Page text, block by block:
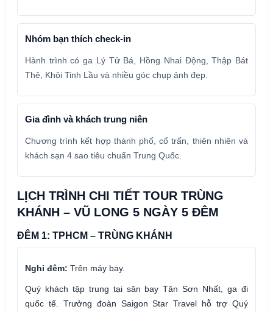
Nhóm bạn thích check-in
Hành trình có ga Lý Tử Bá, Hồng Nhai Động, Thập Bát
Thê, Khôi Tinh Lầu và nhiều góc chụp ảnh đẹp.
Gia đình và khách trung niên
Chương trình kết hợp thành phố, cổ trấn, thiên nhiên và
khách sạn 4 sao tiêu chuẩn Trung Quốc.
LỊCH TRÌNH CHI TIẾT TOUR TRÙNG
KHÁNH – VŨ LONG 5 NGÀY 5 ĐÊM
ĐÊM 1: TPHCM – TRÙNG KHÁNH
Nghỉ đêm: Trên máy bay.
Quý khách tập trung tại sân bay Tân Sơn Nhất, ga đi
quốc tế. Trưởng đoàn Saigon Star Travel hỗ trợ Quý